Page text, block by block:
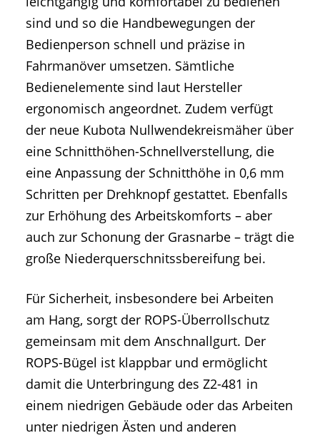
sind und so die Handbewegungen der
Bedienperson schnell und präzise in
Fahrmanöver umsetzen. Sämtliche
Bedienelemente sind laut Hersteller
ergonomisch angeordnet. Zudem verfügt
der neue Kubota Nullwendekreismäher über
eine Schnitthöhen-Schnellverstellung, die
eine Anpassung der Schnitthöhe in 0,6 mm
Schritten per Drehknopf gestattet. Ebenfalls
zur Erhöhung des Arbeitskomforts – aber
auch zur Schonung der Grasnarbe – trägt die
große Niederquerschnitssbereifung bei.
Für Sicherheit, insbesondere bei Arbeiten
am Hang, sorgt der ROPS-Überrollschutz
gemeinsam mit dem Anschnallgurt. Der
ROPS-Bügel ist klappbar und ermöglicht
damit die Unterbringung des Z2-481 in
einem niedrigen Gebäude oder das Arbeiten
unter niedrigen Ästen und anderen